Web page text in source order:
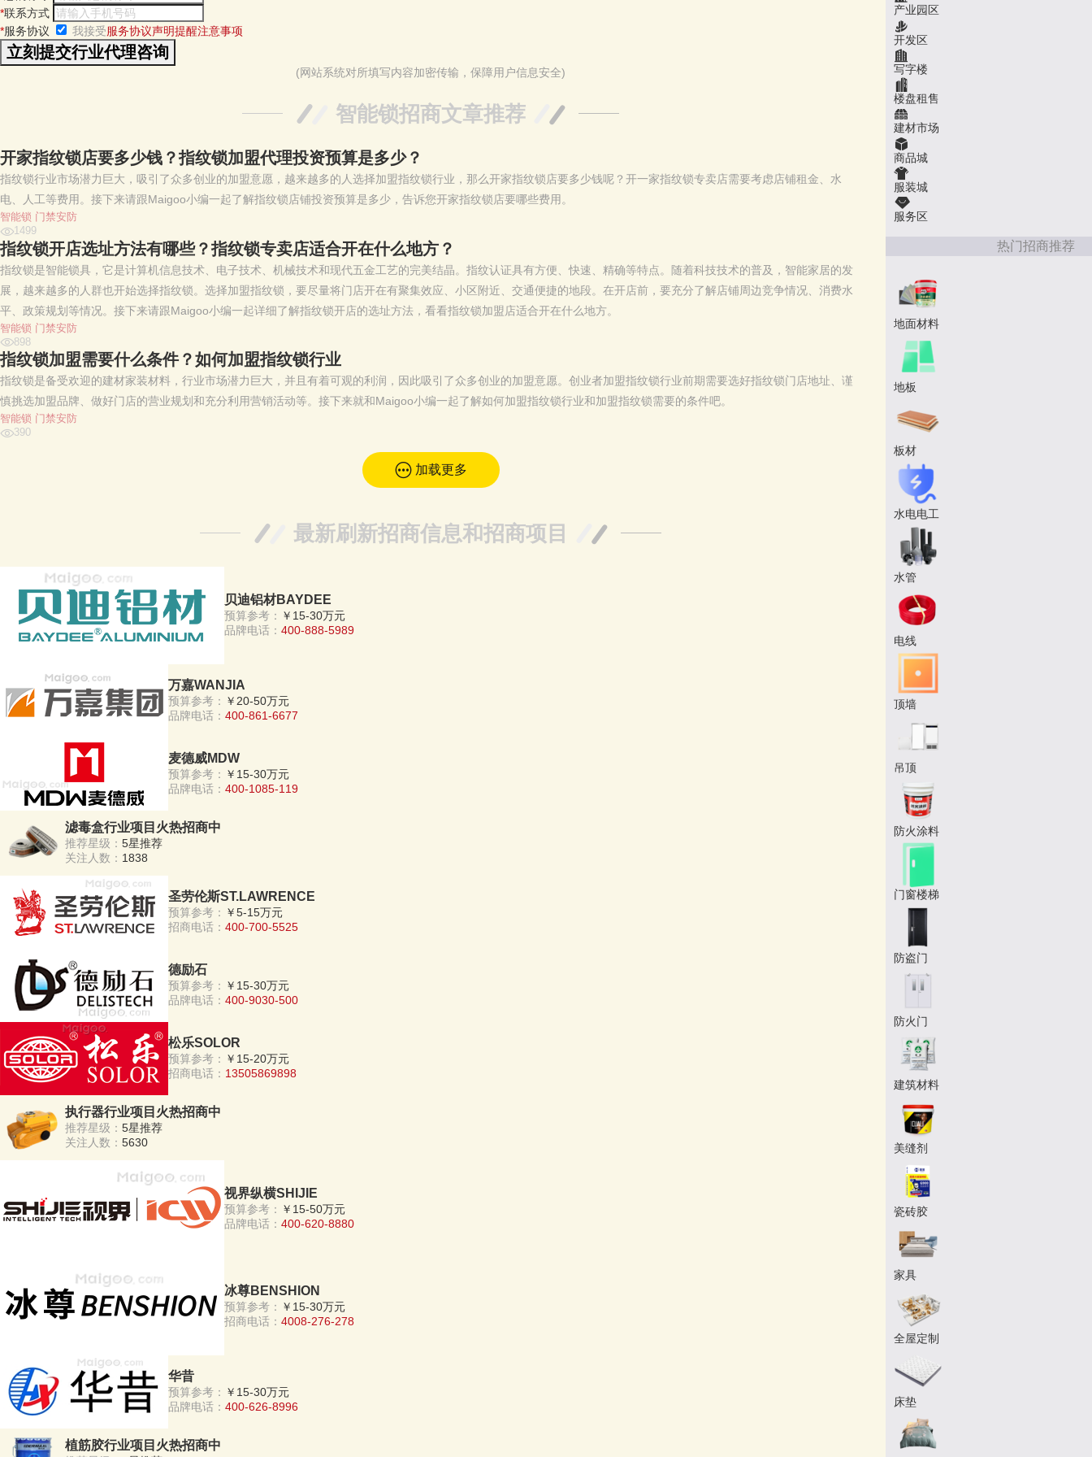
*联系方式
*服务协议 我接受服务协议声明提醒注意事项
(网站系统对所填写内容加密传输，保障用户信息安全)
智能锁招商文章推荐
开家指纹锁店要多少钱？指纹锁加盟代理投资预算是多少？
指纹锁行业市场潜力巨大，吸引了众多创业的加盟意愿，越来越多的人选择加盟指纹锁行业，那么开家指纹锁店要多少钱呢？开一家指纹锁专卖店需要考虑店铺租金、水
电、人工等费用。接下来请跟Maigoo小编一起了解指纹锁店铺投资预算是多少，告诉您开家指纹锁店要哪些费用。
智能锁 门禁安防
1499
指纹锁开店选址方法有哪些？指纹锁专卖店适合开在什么地方？
指纹锁是智能锁具，它是计算机信息技术、电子技术、机械技术和现代五金工艺的完美结晶。指纹认证具有方便、快速、精确等特点。随着科技技术的普及，智能家居的发
展，越来越多的人群也开始选择指纹锁。选择加盟指纹锁，要尽量将门店开在有聚集效应、小区附近、交通便捷的地段。在开店前，要充分了解店铺周边竞争情况、消费水
平、政策规划等情况。接下来请跟Maigoo小编一起详细了解指纹锁开店的选址方法，看看指纹锁加盟店适合开在什么地方。
智能锁 门禁安防
898
指纹锁加盟需要什么条件？如何加盟指纹锁行业
指纹锁是备受欢迎的建材家装材料，行业市场潜力巨大，并且有着可观的利润，因此吸引了众多创业的加盟意愿。创业者加盟指纹锁行业前期需要选好指纹锁门店地址、谨
慎挑选加盟品牌、做好门店的营业规划和充分利用营销活动等。接下来就和Maigoo小编一起了解如何加盟指纹锁行业和加盟指纹锁需要的条件吧。
智能锁 门禁安防
390
加载更多
最新刷新招商信息和招商项目
贝迪铝材BAYDEE
预算参考： ￥15-30万元
品牌电话： 400-888-5989
万嘉WANJIA
预算参考： ￥20-50万元
品牌电话： 400-861-6677
麦德威MDW
预算参考： ￥15-30万元
品牌电话： 400-1085-119
滤毒盒行业项目火热招商中
推荐星级： 5星推荐
关注人数： 1838
圣劳伦斯ST.LAWRENCE
预算参考： ￥5-15万元
招商电话： 400-700-5525
德励石
预算参考： ￥15-30万元
品牌电话： 400-9030-500
松乐SOLOR
预算参考： ￥15-20万元
招商电话： 13505869898
执行器行业项目火热招商中
推荐星级： 5星推荐
关注人数： 5630
视界纵横SHIJIE
预算参考： ￥15-50万元
品牌电话： 400-620-8880
冰尊BENSHION
预算参考： ￥15-30万元
招商电话： 4008-276-278
华昔
预算参考： ￥15-30万元
品牌电话： 400-626-8996
植筋胶行业项目火热招商中
产业园区
开发区
写字楼
楼盘租售
建材市场
商品城
服装城
服务区
热门招商推荐
地面材料
地板
板材
水电电工
水管
电线
顶墙
吊顶
防火涂料
门窗楼梯
防盗门
防火门
建筑材料
美缝剂
瓷砖胶
家具
全屋定制
床垫